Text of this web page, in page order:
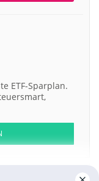
ETF-Sparplan.